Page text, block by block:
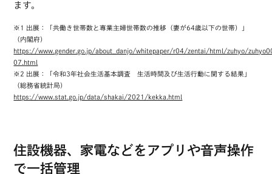
ます。
※1 出展：「共働き世帯数と専業主婦世帯数の推移（妻が64歳以下の世帯）」
（内閣府）
https://www.gender.go.jp/about_danjo/whitepaper/r04/zentai/html/zuhyo/
07.html
※2 出展：「令和3年社会生活基本調査 生活時間及び生活行動に関する結果」
（総務省統計局）
https://www.stat.go.jp/data/shakai/2021/kekka.html
住設機器、家電などをアプリや音声操作
で一括管理